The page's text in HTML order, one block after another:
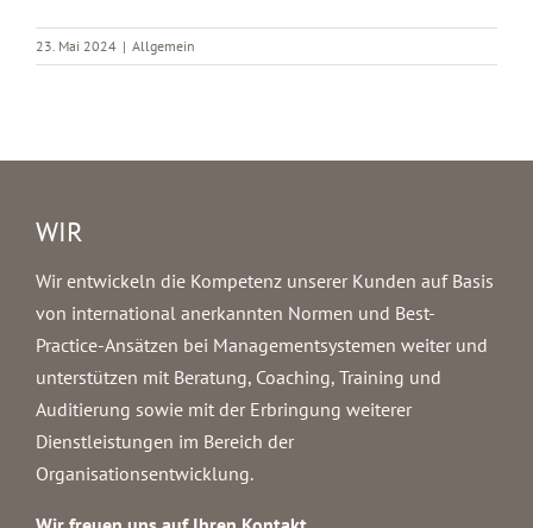
23. Mai 2024 | Allgemein
WIR
Wir entwickeln die Kompetenz unserer Kunden auf Basis
von international anerkannten Normen und Best-
Practice-Ansätzen bei Managementsystemen weiter und
unterstützen mit Beratung, Coaching, Training und
Auditierung sowie mit der Erbringung weiterer
Dienstleistungen im Bereich der
Organisationsentwicklung.